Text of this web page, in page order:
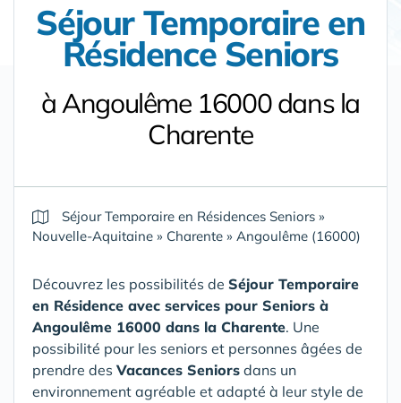
Séjour Temporaire en
Résidence Seniors
à Angoulême 16000 dans la
Charente
Séjour Temporaire en Résidences Seniors »
Nouvelle-Aquitaine » Charente » Angoulême (16000)
Découvrez les possibilités de Séjour Temporaire
en Résidence avec services pour Seniors à
Angoulême 16000 dans la Charente. Une
possibilité pour les seniors et personnes âgées de
prendre des Vacances Seniors dans un
environnement agréable et adapté à leur style de